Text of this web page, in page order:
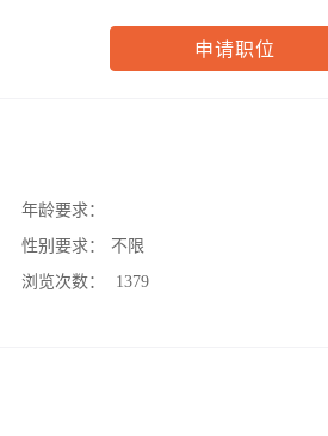
申请职位
年龄要求：
性别要求：
不限
浏览次数：
1379